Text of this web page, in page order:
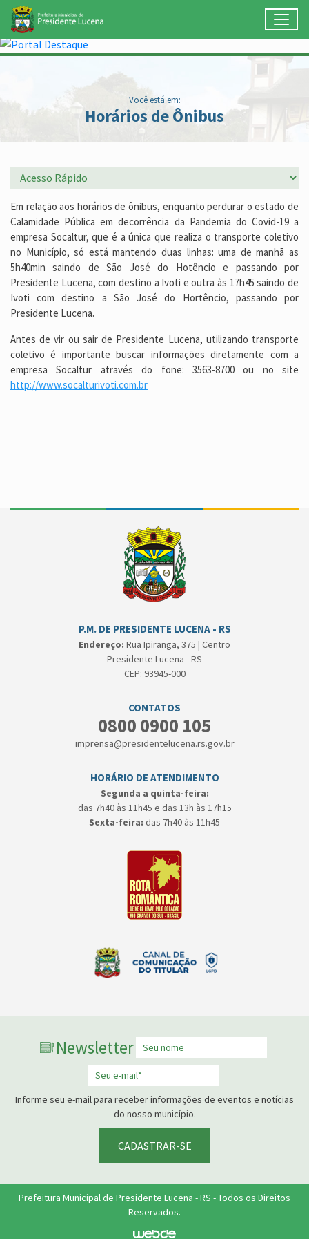
Ir para conteúdo principal
Você está em:
Horários de Ônibus
Em relação aos horários de ônibus, enquanto perdurar o estado de
Calamidade Pública em decorrência da Pandemia do Covid-19 a
empresa Socaltur, que é a única que realiza o transporte coletivo
no Município, só está mantendo duas linhas: uma de manhã as
5h40min saindo de São José do Hotêncio e passando por
Presidente Lucena, com destino a Ivoti e outra às 17h45 saindo de
Ivoti com destino a São José do Hortêncio, passando por
Presidente Lucena.
Antes de vir ou sair de Presidente Lucena, utilizando transporte
coletivo é importante buscar informações diretamente com a
empresa Socaltur através do fone: 3563-8700 ou no site
http://www.socalturivoti.com.br
P.M. DE PRESIDENTE LUCENA - RS
Endereço: Rua Ipiranga, 375 | Centro
Presidente Lucena - RS
CEP: 93945-000
CONTATOS
0800 0900 105
imprensa@presidentelucena.rs.gov.br
HORÁRIO DE ATENDIMENTO
Segunda a quinta-feira:
das 7h40 às 11h45 e das 13h às 17h15
Sexta-feira: das 7h40 às 11h45
Newsletter
Informe seu e-mail para receber informações de eventos e notícias
do nosso município.
CADASTRAR-SE
Prefeitura Municipal de Presidente Lucena - RS - Todos os Direitos
Reservados.